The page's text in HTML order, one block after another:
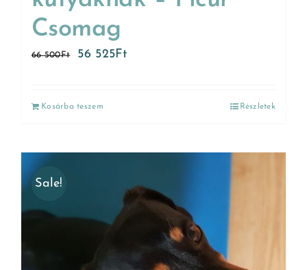
Csomag
66 500Ft 56 525Ft
Kosárba teszem Részletek
Sale!